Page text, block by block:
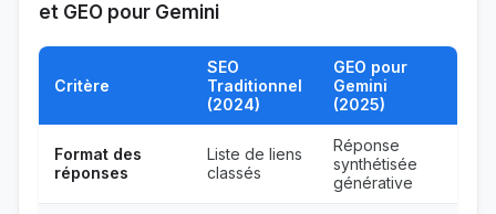
et GEO pour Gemini
Critère
SEO
Traditionnel
(2024)
GEO pour
Gemini
(2025)
Format des
réponses
Liste de liens
classés
Réponse
synthétisée
générative